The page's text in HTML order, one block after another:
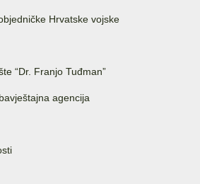
Hrvatske vojske
“Dr. Franjo Tuđman”
agencija